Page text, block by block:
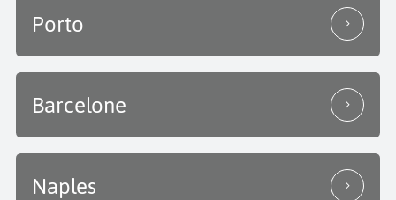
Porto
Barcelone
Naples